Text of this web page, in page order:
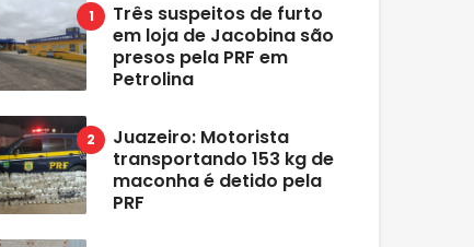
Três suspeitos de furto
em loja de Jacobina são
presos pela PRF em
Petrolina
Juazeiro: Motorista
transportando 153 kg de
maconha é detido pela
PRF